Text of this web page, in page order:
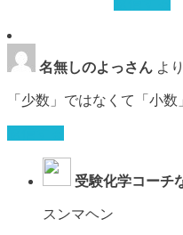
名無しのよっさん よ
「少数」ではなくて「小数
受験化学コーチ
スンマヘン